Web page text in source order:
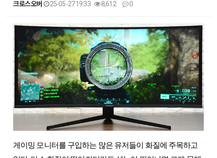
크로스오버 25-05-27 19:33 8,612 0
본문
게이밍 모니터를 구입하는 많은 유저들이 화질에 주목하고